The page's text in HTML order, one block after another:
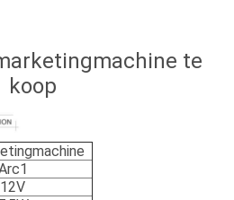
te
koop
12V